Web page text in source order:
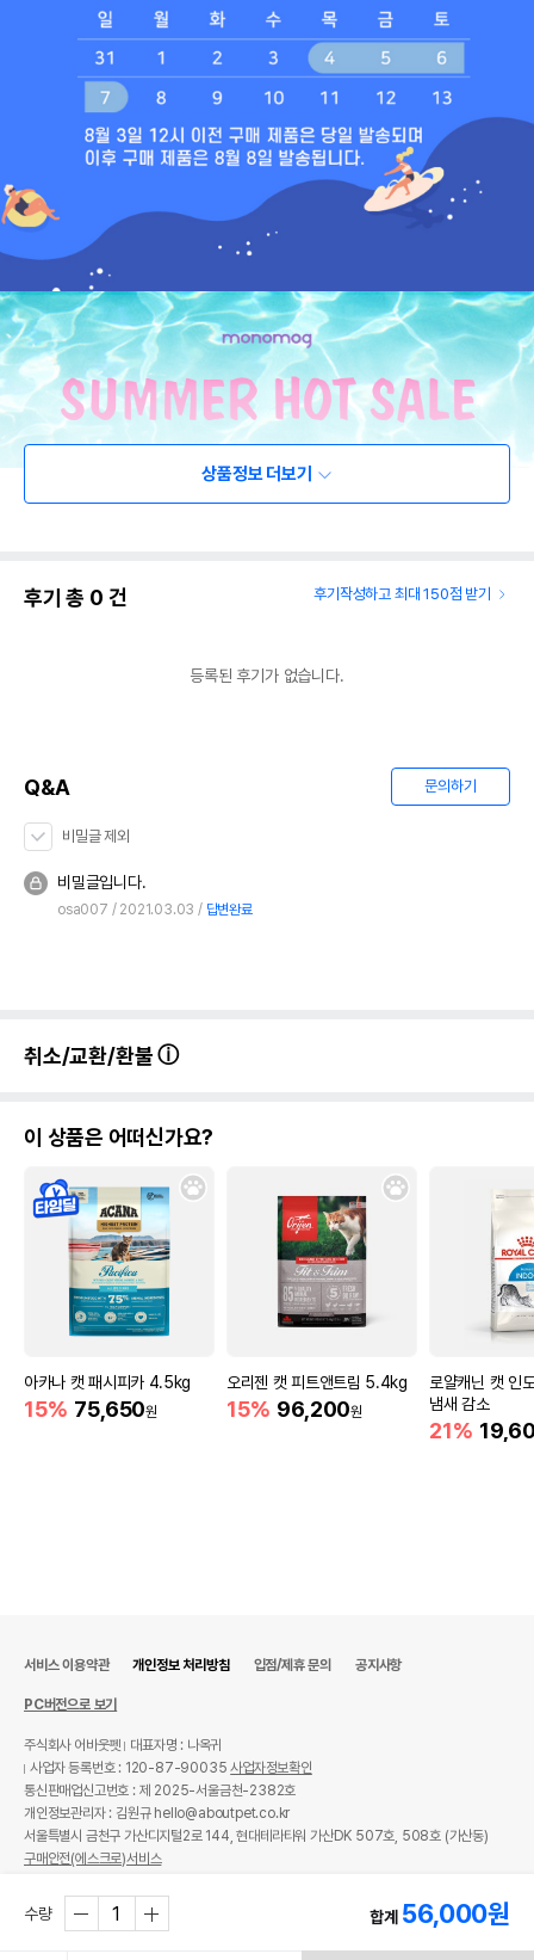
상품정보 더보기
후기 총 0 건 후기작성하고 최대 150점 받기
등록된 후기가 없습니다.
Q&A 문의하기
비밀글 제외
비밀글입니다.
osa007 2021.03.03 답변완료
취소/교환/환불
이 상품은 어떠신가요?
아카나 캣 패시피카 4.5kg
15% 75,650원
오리젠 캣 피트앤트림 5.4kg
15% 96,200원
로얄캐닌 캣 인
냄새 감소
21%
수량 합계 56,000원
서비스 이용약관 개인정보 처리방침 입점/제휴 문의 공지사항
PC버전으로 보기
주식회사 어바웃펫
대표자명 : 나옥귀
사업자 등록번호 : 120-87-90035사업자정보확인
통신판매업신고번호 : 제 2025-서울금천-2382호
개인정보관리자 : 김원규 hello@aboutpet.co.kr
서울특별시 금천구 가산디지털2로 144, 현대테라타워 가산DK 507호, 508호 (가산동)
구매안전(에스크로)서비스